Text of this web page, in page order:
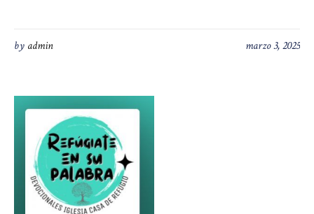
marzo 3, 2025
by admin